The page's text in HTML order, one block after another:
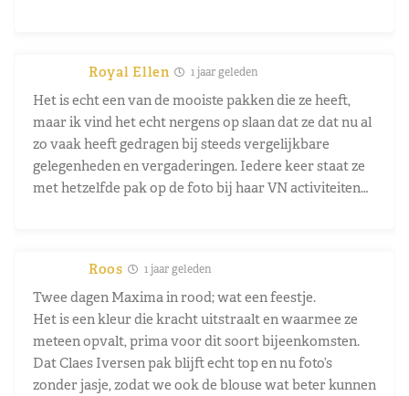
Royal Ellen 1 jaar geleden
Het is echt een van de mooiste pakken die ze heeft,
maar ik vind het echt nergens op slaan dat ze dat nu al
zo vaak heeft gedragen bij steeds vergelijkbare
gelegenheden en vergaderingen. Iedere keer staat ze
met hetzelfde pak op de foto bij haar VN activiteiten…
Roos 1 jaar geleden
Twee dagen Maxima in rood; wat een feestje.
Het is een kleur die kracht uitstraalt en waarmee ze
meteen opvalt, prima voor dit soort bijeenkomsten.
Dat Claes Iversen pak blijft echt top en nu foto’s
zonder jasje, zodat we ook de blouse wat beter kunnen